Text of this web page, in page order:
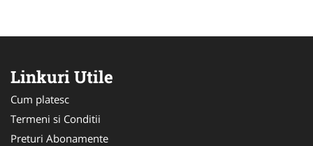
Linkuri Utile
Cum platesc
Termeni si Conditii
Preturi Abonamente